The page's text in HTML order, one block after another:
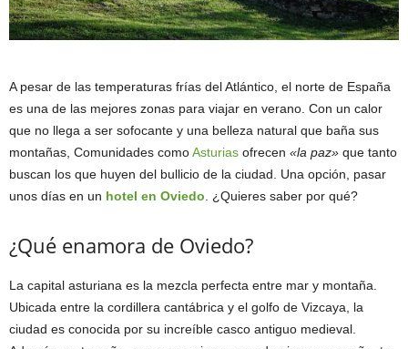
A pesar de las temperaturas frías del Atlántico, el norte de España
es una de las mejores zonas para viajar en verano. Con un calor
que no llega a ser sofocante y una belleza natural que baña sus
montañas, Comunidades comoAsturias ofrecen «la paz» que tanto
buscan los que huyen del bullicio de la ciudad. Una opción, pasar
unos días en un hotel en Oviedo . ¿Quieres saber por qué?
¿Qué enamora de Oviedo?
La capital asturiana es la mezcla perfecta entre mar y montaña.
Ubicada entre la cordillera cantábrica y el golfo de Vizcaya, la
ciudad es conocida por su increíble casco antiguo medieval.